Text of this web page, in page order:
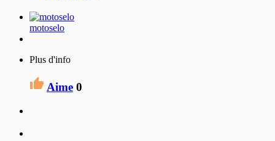
motoselo
Plus d'info
Aime 0